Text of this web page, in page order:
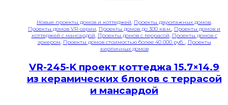
Новые проекты домов и коттеджей Проекты двухэтажных домов
Проекты домов VR-серии Проекты домов до 300 кв.м.
Проекты домов и
коттеджей с мансардой Проекты домов с террасой Проекты домов с
эркером Проекты домов стоимостью более 40 000 руб.
Проекты
кирпичных домов
VR-245-K проект коттеджа 15.7×14.9
из керамических блоков с террасой
и мансардой